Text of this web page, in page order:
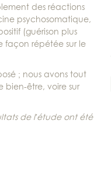
des réactions
psychosomatique,
(guérison plus
façon répétée sur le
; nous avons tout
bien-être, voire sur
de l’étude ont été